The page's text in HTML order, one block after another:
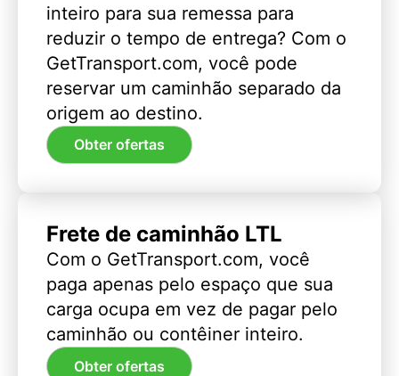
inteiro para sua remessa para
reduzir o tempo de entrega? Com o
GetTransport.com, você pode
reservar um caminhão separado da
origem ao destino.
Obter ofertas
Frete de caminhão LTL
Com o GetTransport.com, você
paga apenas pelo espaço que sua
carga ocupa em vez de pagar pelo
caminhão ou contêiner inteiro.
Obter ofertas